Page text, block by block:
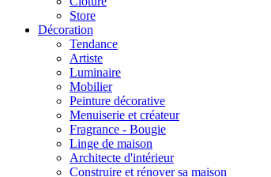
Store
Décoration
Tendance
Artiste
Luminaire
Mobilier
Peinture décorative
Menuiserie et créateur
Fragrance - Bougie
Linge de maison
Architecte d'intérieur
Construire et rénover sa maison